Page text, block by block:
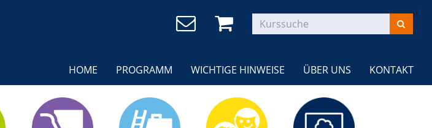
HOME PROGRAMM WICHTIGE HINWEISE ÜBER UNS KONTAKT